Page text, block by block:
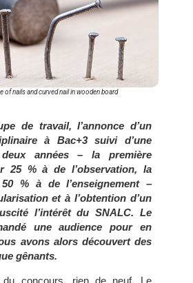
of nails and curved nail in wooden board
de travail, l’annonce d’un
à Bac+3 suivi d’une
années – la première
25 % à de l’observation, la
% à de l’enseignement –
et à l’obtention d’un
l’intérêt du SNALC. Le
une audience pour en
avons alors découvert des
gênants.
concours, rien de neuf. Le